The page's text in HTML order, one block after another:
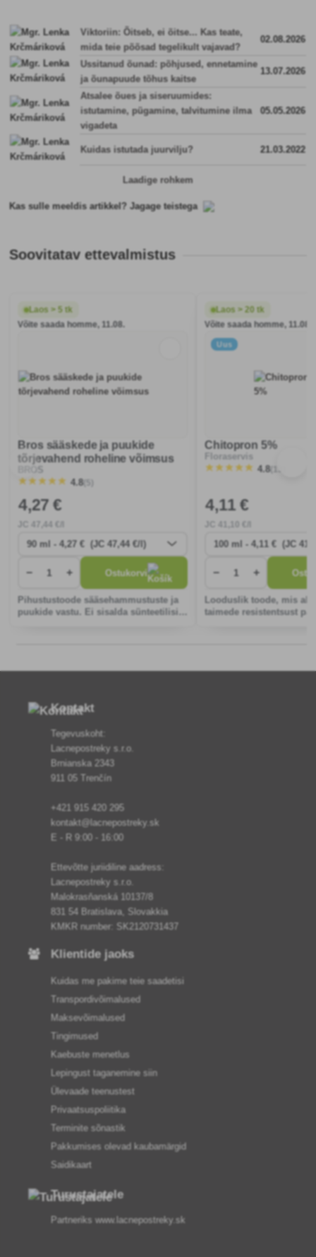
Viktoriin: Õitseb, ei õitse... Kas teate,
mida teie põõsad tegelikult vajavad?
02.08.2026
Ussitanud õunad: põhjused, ennetamine
ja õunapuude tõhus kaitse
13.07.2026
Atsalee õues ja siseruumides:
istutamine, pügamine, talvitumine ilma
vigadeta
05.05.2026
Kuidas istutada juurvilju? 21.03.2022
Laadige rohkem
Kas sulle meeldis artikkel? Jagage teistega
Soovitatav ettevalmistus
Laos > 5 tk
Võite saada homme, 11.08.
Bros sääskede ja puukide
tõrjevahend roheline võimsus
4.8(5)
4,27 €
− + Ostukorvi
Pihustustoode sääsehammustuste ja
puukide vastu. Ei sisalda sünteetilisi
Laos > 20 tk
Võite saada homme, 11.08.
Uus
Chitopron 5%
Floraservis
4.8(13)
4,11 €
− +
Looduslik toode, mis
taimede resistentsust
Kontakt
Tegevuskoht:
Lacnepostreky s.r.o.
Brnianska 2343
911 05 Trenčín
+421 915 420 295
kontakt@lacnepostreky.sk
E - R 9:00 - 16:00
Ettevõtte juriidiline aadress:
Lacnepostreky s.r.o.
Malokrasňanská 10137/8
831 54 Bratislava, Slovakkia
KMKR number: SK2120731437
Klientide jaoks
Kuidas me pakime teie saadetisi
Transpordivõimalused
Maksevõimalused
Tingimused
Kaebuste menetlus
Lepingust taganemine siin
Ülevaade teenustest
Privaatsuspoliitika
Terminite sõnastik
Pakkumises olevad kaubamärgid
Saidikaart
Turustajatele
Partneriks www.lacnepostreky.sk